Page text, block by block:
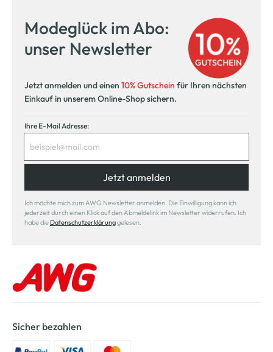
Modeglück im Abo:
unser Newsletter
Jetzt anmelden und einen 10% Gutschein für Ihren nächsten
Einkauf in unserem Online-Shop sichern.
Ihre E-Mail Adresse:
Jetzt anmelden
Ich möchte mich zum AWG Newsletter anmelden. Die Einwilligung kann ich
jederzeit durch einen Klick auf den Abmeldelink im Newsletter widerrufen. Ich
habe die Datenschutzerklärunggelesen.
Sicher bezahlen